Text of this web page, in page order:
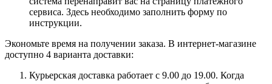
сервиса. Здесь необходимо заполнить форму по
инструкции.
Экономьте время на получении заказа. В интернет-магазине
доступно 4 варианта доставки:
Курьерская доставка работает с 9.00 до 19.00. Когда